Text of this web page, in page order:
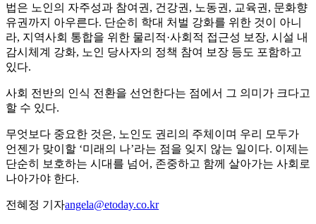
법은 노인의 자주성과 참여권, 건강권, 노동권, 교육권, 문화향
유권까지 아우른다. 단순히 학대 처벌 강화를 위한 것이 아니
라, 지역사회 통합을 위한 물리적·사회적 접근성 보장, 시설 내
감시체계 강화, 노인 당사자의 정책 참여 보장 등도 포함하고
있다.
사회 전반의 인식 전환을 선언한다는 점에서 그 의미가 크다고
할 수 있다.
무엇보다 중요한 것은, 노인도 권리의 주체이며 우리 모두가
언젠가 맞이할 ‘미래의 나’라는 점을 잊지 않는 일이다. 이제는
단순히 보호하는 시대를 넘어, 존중하고 함께 살아가는 사회로
나아가야 한다.
전혜정 기자angela@etoday.co.kr